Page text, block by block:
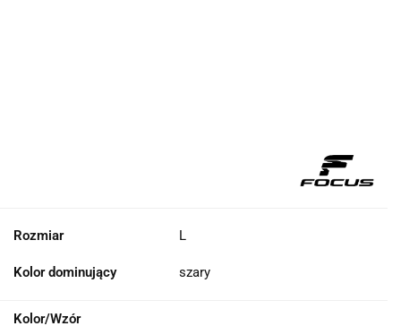
Rozmiar L
Kolor dominujący szary
Kolor/Wzór